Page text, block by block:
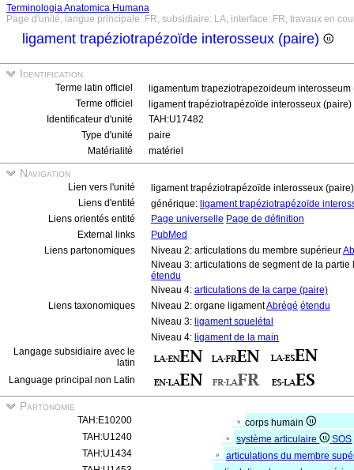
Terminologia Anatomica Humana
Page d'unité, langue principale: FR, subsidiaire: LA, interface: FR, travaux en
ligament trapéziotrapézoïde interosseux (paire)
Identification
Terme latin officiel
ligamentum trapeziotrapezoideum
Terme officiel
ligament trapéziotrapézoïde interosseux (paire)
Identificateur d'unité
TAH:U17482
Type d'unité
paire
Matérialité
matériel
Navigation
Lien vers l'unité
ligament trapéziotrapézoïde interosseux
Liens d'entité
générique: ligament trapéziotrapézoïde
Liens orientés entité
Page universelle Page de définition
External links
PubMed
Liens partonomiques
Niveau 2: articulations du membre supérieur
Niveau 3: articulations de segment de la
étendu
Niveau 4: articulations de la carpe (paire)
Liens taxonomiques
Niveau 2: organe ligamentAbrégé étendu
Niveau 3: ligament squelétal
Niveau 4: ligament de la main
Langage subsidiaire avec le
latin
Language principal non Latin
Partonomie
TAH:E10200
corps humain
TAH:U1240
système articulaire
SOS
TAH:U1434
articulations du membre